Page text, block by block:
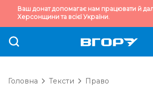
Ваш донат допомагає нам працювати й
Херсонщини та всієї України.
Головна Тексти Право